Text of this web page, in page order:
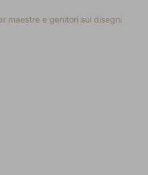
maestre e genitori sui disegni